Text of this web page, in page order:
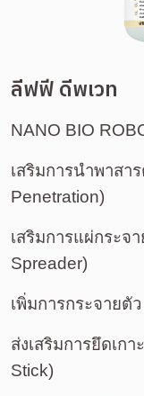
ลีฟฟี ดีพเวท
NANO BIO
เสริมการนำพาสา
Penetration)
เสริมการแผ่กระ
Spreader)
เพิ่มการกระจายตั
ส่งเสริมการยึดเก
Stick)